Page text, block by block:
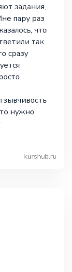
задания,
пару раз
что
так
сразу
нужно
kurshub.ru